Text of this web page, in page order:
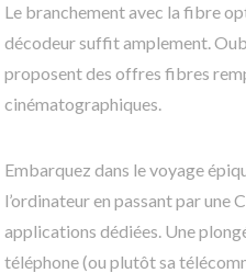
Le branchement avec la fibre
décodeur suffit amplement.
proposent des offres fibres
cinématographiques.
Embarquez dans le voyage
l’ordinateur en passant par une
applications dédiées. Une
téléphone (ou plutôt sa